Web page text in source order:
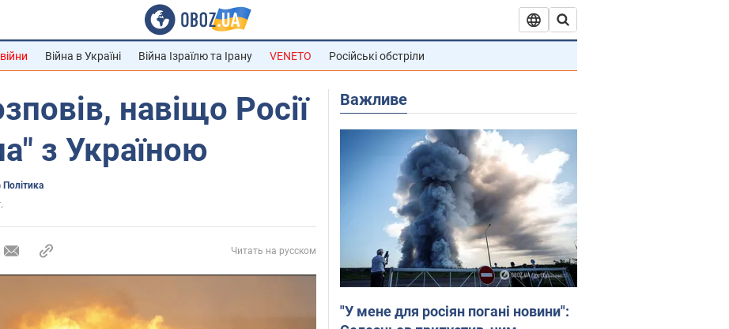
Війна в Україні Війна Ізраїлю та Ірану VENETO Російські обстріли
навіщо Росії
з Україною
Політика
Читать на русском
Важливе
"У мене для росіян погані новини":